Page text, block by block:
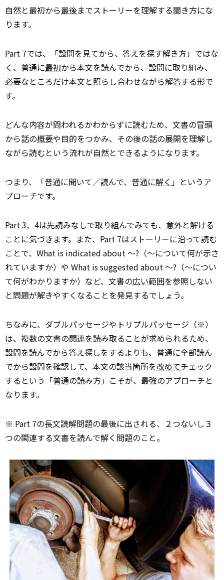
自然と最初から最後までストーリーを理解する聞き方にな
ります。
Part 7では、「設問を見てから、答えを探す解き方」ではな
く、普通に最初から本文を読んでから、設問に取り組み、
必要なところだけ本文と照らし合わせながら解答する形で
す。
どんな内容が問われるかわからずに読むため、文書の冒頭
から話の概要や目的をつかみ、その後の話の展開を理解し
ながら読むという流れが自然とできるようになります。
つまり、「普通に聞いて／読んで、普通に解く 」というア
プローチです。
Part 3、4は先読みなしで取り組んでみても、意外と解ける
ことに気づきます。また、Part 7はストーリーに沿って読む
ことで、What is indicated about ～?（～について何が示さ
れていますか）や What is suggested about ～?（～につい
て何がわかりますか）など、文書の広い範囲を参照しない
と問題が解きやすくなることを発見するでしょう。
ちなみに、ダブルパッセージやトリプルパッセージ（※）
は、複数の文書の関連を読み取ることが求められるため、
設問を読んでから答え探しをするよりも、普通に全部読ん
でから設問を確認して、本文の該当箇所を改めてチェック
するという「普通の読み方」こそが、最強のアプローチと
なります。
※ Part 7の長文読解問題の最後に出される、２つないし３
つの関連する文書を読んで解く問題のこと。